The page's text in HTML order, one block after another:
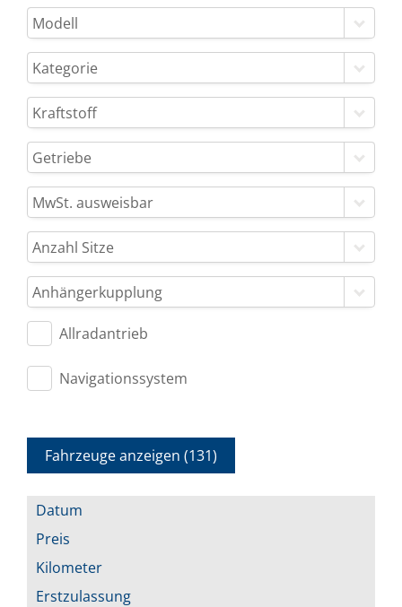
Modell
Kategorie
Kraftstoff
Getriebe
MwSt. ausweisbar
Anzahl Sitze
Anhängerkupplung
Allradantrieb
Navigationssystem
Fahrzeuge anzeigen (131)
Datum
Preis
Kilometer
Erstzulassung